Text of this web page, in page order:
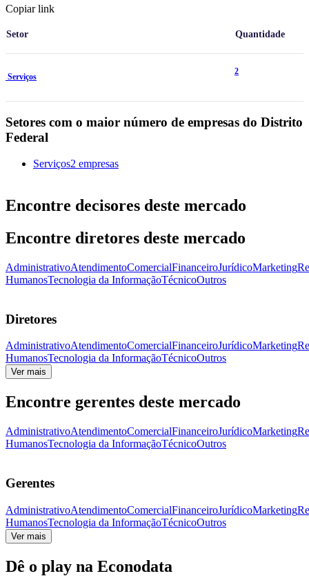
Copiar link
Setor Quantidade
Serviços
2
Setores com o maior número de empresas do Distrito
Federal
Serviços2 empresas
Encontre decisores deste mercado
Encontre diretores deste mercado
AdministrativoAtendimentoComercialFinanceiroJurídicoMarketing
HumanosTecnologia da InformaçãoTécnicoOutros
Diretores
AdministrativoAtendimentoComercialFinanceiroJurídicoMarketing
HumanosTecnologia da InformaçãoTécnicoOutros
Ver mais
Encontre gerentes deste mercado
AdministrativoAtendimentoComercialFinanceiroJurídicoMarketing
HumanosTecnologia da InformaçãoTécnicoOutros
Gerentes
AdministrativoAtendimentoComercialFinanceiroJurídicoMarketing
HumanosTecnologia da InformaçãoTécnicoOutros
Ver mais
Dê o play na Econodata